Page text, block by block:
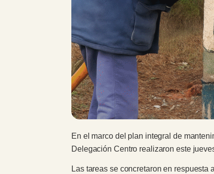
En el marco del plan integral de
Delegación Centro realizaron este
Las tareas se concretaron en